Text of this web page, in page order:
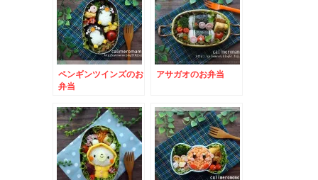
ペンギンツインズのお
弁当
アサガオのお弁当